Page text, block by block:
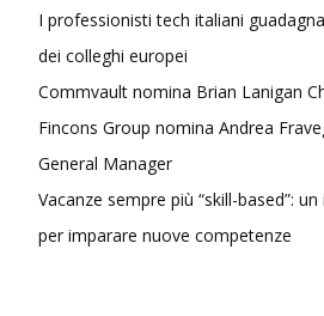
I professionisti tech italiani
dei colleghi europei
Commvault nomina Brian Lanigan
Fincons Group nomina Andrea
General Manager
Vacanze sempre più “skill-based”:
per imparare nuove competenze